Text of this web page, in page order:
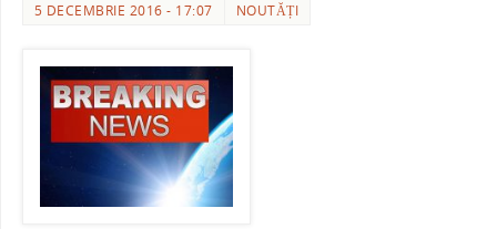
5 DECEMBRIE 2016 - 17:07 NOUTĂȚI